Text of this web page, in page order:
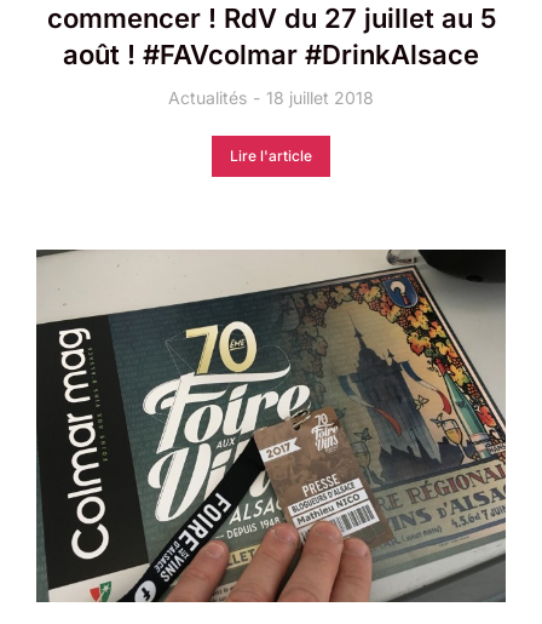
commencer ! RdV du 27 juillet au 5
août ! #FAVcolmar ​#DrinkAlsace
Actualités 18 juillet 2018
Lire l'article